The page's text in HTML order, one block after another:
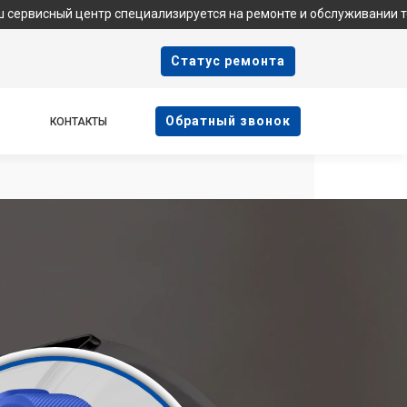
специализируется на ремонте и обслуживании техники
Cтатус ремонта
КОНТАКТЫ Oбратный звонок